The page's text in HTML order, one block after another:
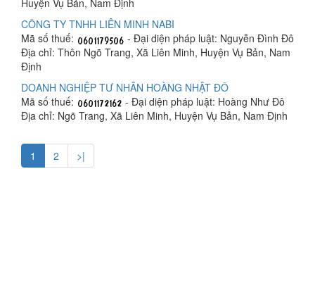
Huyện Vụ Bản, Nam Định
CÔNG TY TNHH LIÊN MINH NABI
Mã số thuế:
- Đại diện pháp luật: Nguyễn Đình Đô
Địa chỉ: Thôn Ngõ Trang, Xã Liên Minh, Huyện Vụ Bản, Nam
Định
DOANH NGHIỆP TƯ NHÂN HOÀNG NHẬT ĐÔ
Mã số thuế:
- Đại diện pháp luật: Hoàng Như Đô
Địa chỉ: Ngõ Trang, Xã Liên Minh, Huyện Vụ Bản, Nam Định
1 2 >|